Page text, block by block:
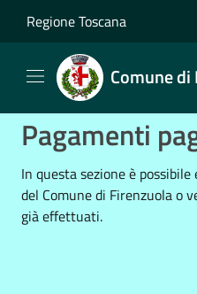
Regione Toscana
Comune
Pagamenti
In questa sezione è
del Comune di Firenzuola o
già effettuati.